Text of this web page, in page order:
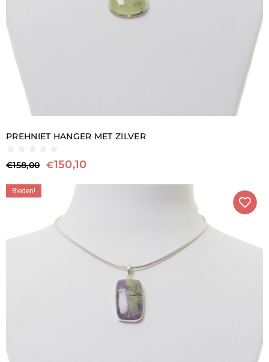
PREHNIET HANGER MET ZILVER
€158,00 €150,10
Bieden!